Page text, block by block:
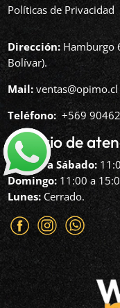
Políticas de Privacidad
Dirección: Hamburgo
Bolívar).
Mail: ventas@opimo.cl
Teléfono: ‪+569
Horario de
Martes a Sábado:
Domingo: 11:00 a
Lunes: Cerrado.